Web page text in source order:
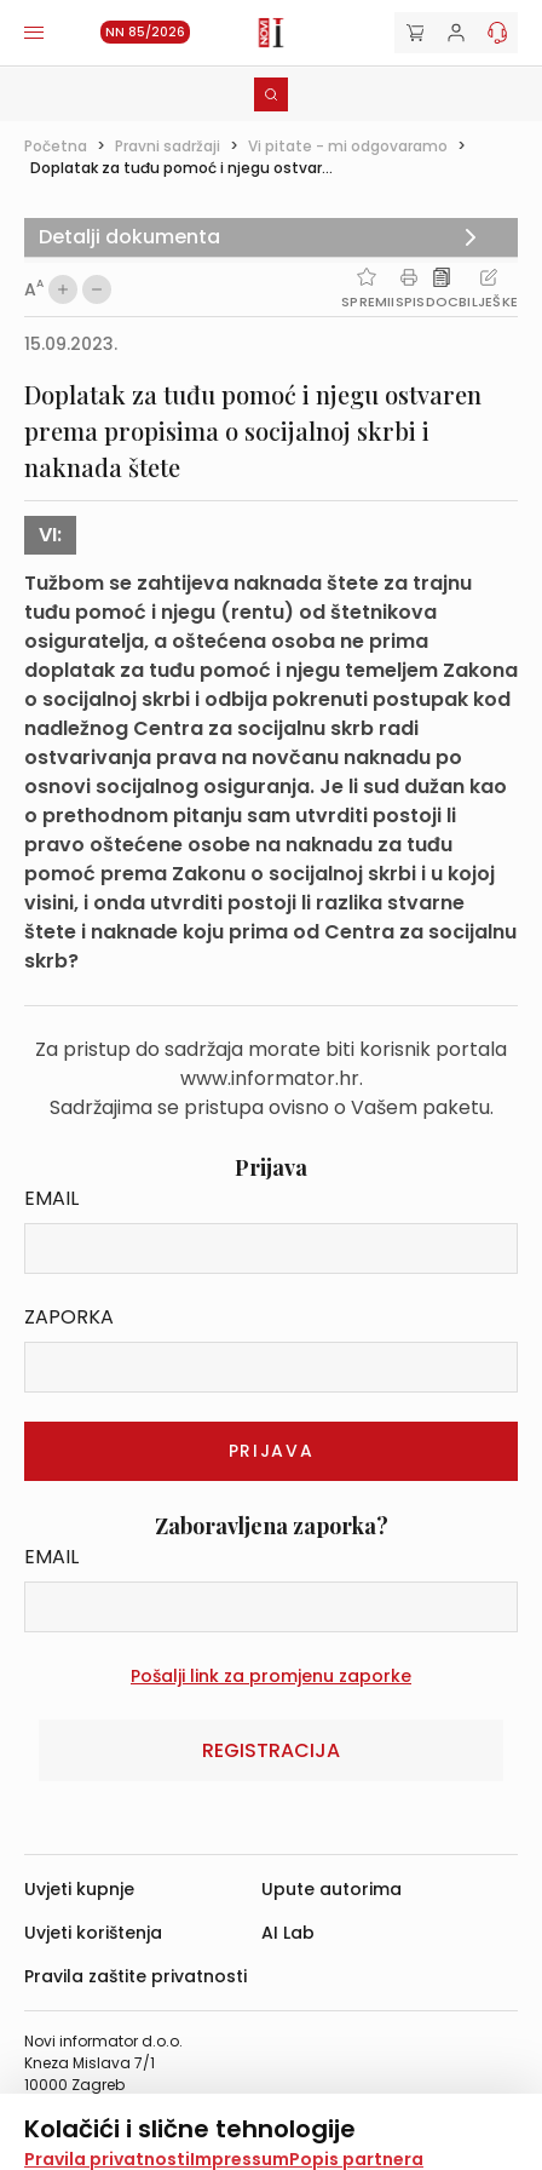
Kolačići i slične tehnologije
Na našoj web stranici koristimo kolačiće i slične
Pravila privatnostiImpressumPopis partnera
NN 85/2026
Početna > Pravni sadržaji > Vi pitate - mi odgovaramo >
Doplatak za tuđu pomoć i njegu ostvar...
AA
SPREMIISPISDOCBILJEŠKE
15.09.2023.
Doplatak za tuđu pomoć i njegu ostvaren
prema propisima o socijalnoj skrbi i
naknada štete
VI:
Tužbom se zahtijeva naknada štete za trajnu
tuđu pomoć i njegu (rentu) od štetnikova
osiguratelja, a oštećena osoba ne prima
doplatak za tuđu pomoć i njegu temeljem Zakona
o socijalnoj skrbi i odbija pokrenuti postupak kod
nadležnog Centra za socijalnu skrb radi
ostvarivanja prava na novčanu naknadu po
osnovi socijalnog osiguranja. Je li sud dužan kao
o prethodnom pitanju sam utvrditi postoji li
pravo oštećene osobe na naknadu za tuđu
pomoć prema Zakonu o socijalnoj skrbi i u kojoj
visini, i onda utvrditi postoji li razlika stvarne
štete i naknade koju prima od Centra za socijalnu
skrb?
Za pristup do sadržaja morate biti korisnik portala
www.informator.hr.
Sadržajima se pristupa ovisno o Vašem paketu.
Prijava
EMAIL
ZAPORKA
Zaboravljena zaporka?
EMAIL
REGISTRACIJA
Detalji dokumenta
Novi informator d.o.o.
Kneza Mislava 7/1
10000 Zagreb
Telefaks: 01/4612-553
info@informator.hr
Uvjeti kupnje
Uvjeti korištenja
Pravila zaštite privatnosti
Upute autorima
AI Lab